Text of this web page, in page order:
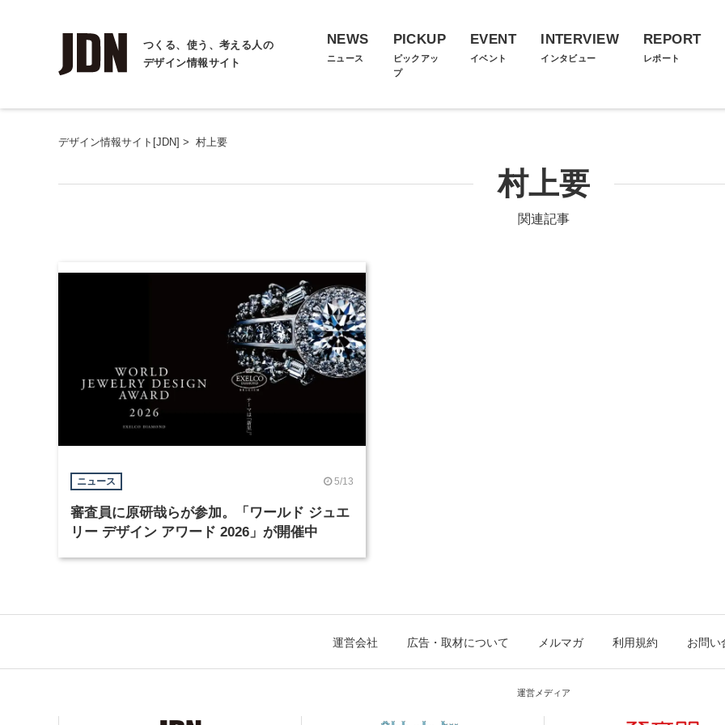
つくる、使う、考える人の
デザイン情報サイト
NEWS
ニュース
PICKUP
ピックアッ
プ
EVENT
イベント
INTERVIEW
インタビュー
REPORT
レポート
デザイン情報サイト[JDN] > 村上要
村上要
関連記事
ニュース 5/13
審査員に原研哉らが参加。「ワールド ジュエ
リー デザイン アワード 2026」が開催中
運営会社 広告・取材について メルマガ 利用規約 お問い
運営メディア